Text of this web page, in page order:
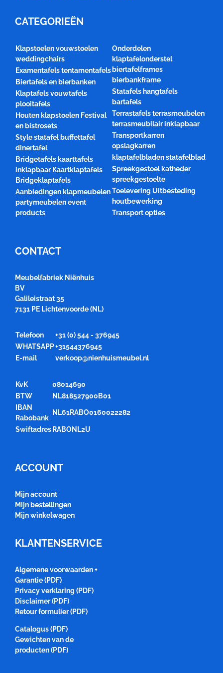
CATEGORIEËN
Klapstoelen vouwstoelen
weddingchairs
Examentafels tentamentafels
Biertafels en bierbanken
Klaptafels vouwtafels
plooitafels
Houten klapstoelen Festival
en bistrosets
Style statafel buffettafel
dinertafel
Bridgetafels kaarttafels
inklapbaar Kaartklaptafels
Bridgeklaptafels
Aanbiedingen klapmeubelen
partymeubelen event
products
Onderdelen
klaptafelonderstel
biertafelframes
bierbankframe
Statafels hangtafels
bartafels
Terrastafels terrasmeubelen
terrasmeubilair inklapbaar
Transportkarren
opslagkarren
klaptafelbladen statafelblad
Spreekgestoel katheder
spreekgestoelte
Toelevering Uitbesteding
houtbewerking
Transport opties
CONTACT
Meubelfabriek Niënhuis
BV
Galileistraat 35
7131 PE Lichtenvoorde (NL)
Telefoon
+31 (0) 544 - 376945
WHATSAPP+31544376945
E-mail
verkoop@nienhuismeubel.nl
KvK
08014690
BTW
NL818527900B01
IBAN
Rabobank
NL61RABO0160022282
Swiftadres RABONL2U
ACCOUNT
Mijn account
Mijn bestellingen
Mijn winkelwagen
KLANTENSERVICE
Algemene voorwaarden +
Garantie (PDF)
Privacy verklaring (PDF)
Disclaimer (PDF)
Retour formulier (PDF)
Catalogus (PDF)
Gewichten van de
producten (PDF)